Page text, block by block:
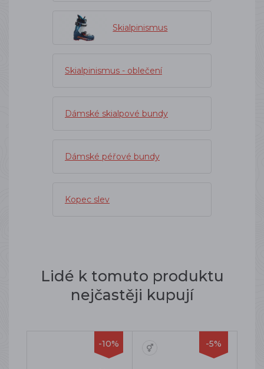
Skialpinismus
Skialpinismus - oblečení
Dámské skialpové bundy
Dámské péřové bundy
Kopec slev
Lidé k tomuto produktu
nejčastěji kupují
-10% -5%